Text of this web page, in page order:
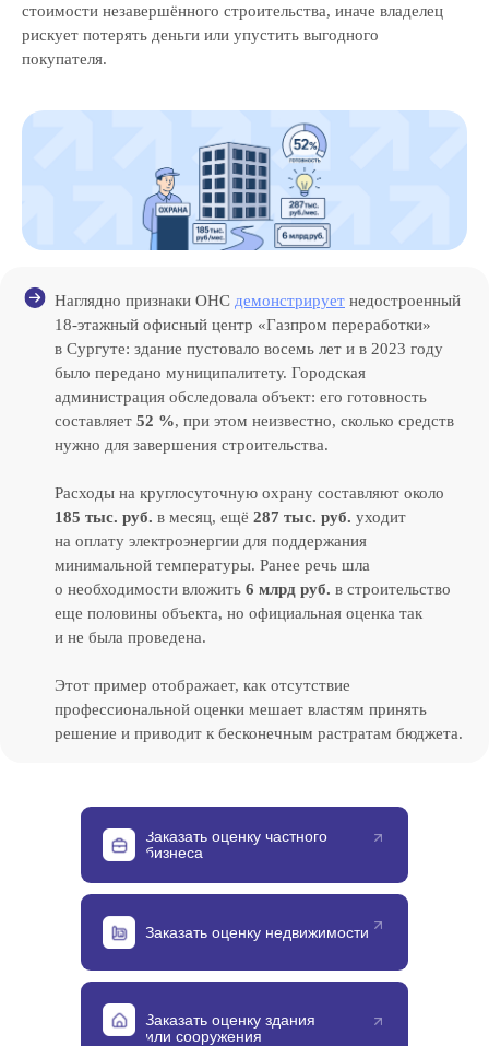
стоимости незавершённого строительства, иначе владелец
рискует потерять деньги или упустить выгодного
покупателя.
Наглядно признаки ОНС демонстрирует недостроенный
18‑этажный офисный центр «Газпром переработки»
в Сургуте: здание пустовало восемь лет и в 2023 году
было передано муниципалитету. Городская
администрация обследовала объект: его готовность
составляет 52 %, при этом неизвестно, сколько средств
нужно для завершения строительства.
Расходы на круглосуточную охрану составляют около
185 тыс. руб. в месяц, ещё 287 тыс. руб. уходит
на оплату электроэнергии для поддержания
минимальной температуры. Ранее речь шла
о необходимости вложить 6 млрд руб. в строительство
еще половины объекта, но официальная оценка так
и не была проведена.
Этот пример отображает, как отсутствие
профессиональной оценки мешает властям принять
решение и приводит к бесконечным растратам бюджета.
Заказать оценку частного
бизнеса
Заказать оценку недвижимости
Заказать оценку здания
или сооружения